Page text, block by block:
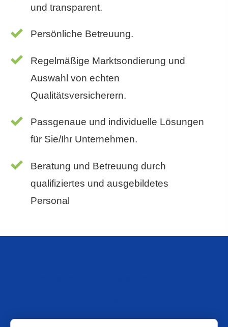
und transparent.
Persönliche Betreuung.
Regelmäßige Marktsondierung und
Auswahl von echten
Qualitätsversicherern.
Passgenaue und individuelle Lösungen
für Sie/Ihr Unternehmen.
Beratung und Betreuung durch
qualifiziertes und ausgebildetes
Personal